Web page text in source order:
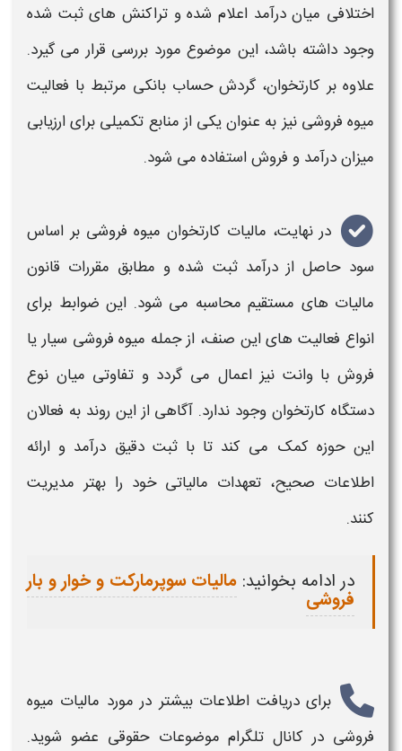
اختلافی میان درآمد اعلام شده و تراکنش های ثبت شده
وجود داشته باشد، این موضوع مورد بررسی قرار می گیرد.
علاوه بر کارتخوان، گردش حساب بانکی مرتبط با فعالیت
میوه فروشی نیز به عنوان یکی از منابع تکمیلی برای ارزیابی
میزان درآمد و فروش استفاده می شود.
در نهایت، مالیات کارتخوان میوه فروشی بر اساس
سود حاصل از درآمد ثبت شدهو مطابق مقررات قانون
مالیات های مستقیم محاسبه می شود. این ضوابط برای
انواع فعالیت های این صنف، از جمله میوه فروشی سیار یا
فروش با وانت نیز اعمال می گردد و تفاوتی میان نوع
دستگاه کارتخوان وجود ندارد. آگاهی از این روند به فعالان
این حوزه کمک می کند تا با ثبت دقیق درآمد و ارائه
اطلاعات صحیح، تعهدات مالیاتیخود را بهتر مدیریت
کنند.
در ادامه بخوانید: مالیات سوپرمارکت و خوار و بار
فروشی
برای دریافت اطلاعات بیشتر در مورد مالیات میوه
فروشی در کانال تلگرام موضوعات حقوقی عضو شوید.